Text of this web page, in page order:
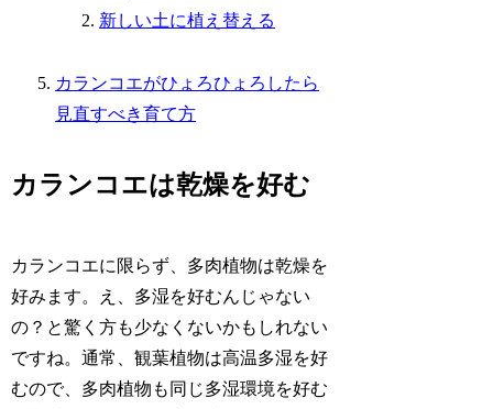
新しい土に植え替える
カランコエがひょろひょろしたら
見直すべき育て方
カランコエは乾燥を好む
カランコエに限らず、多肉植物は乾燥を
好みます。え、多湿を好むんじゃない
の？と驚く方も少なくないかもしれない
ですね。通常、観葉植物は高温多湿を好
むので、多肉植物も同じ多湿環境を好む